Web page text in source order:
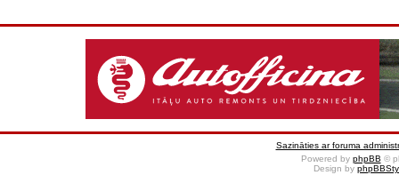
Sazināties ar foruma
Powered by phpBB ©
Design by